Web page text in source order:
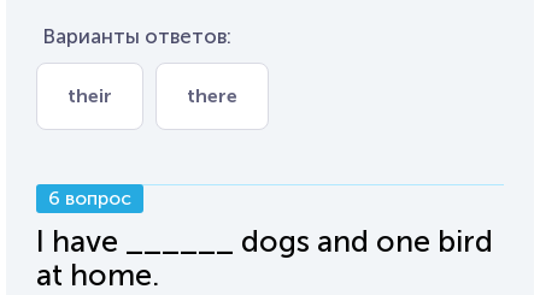
Варианты ответов:
their there
6 вопрос
I have ______ dogs and one bird
at home.